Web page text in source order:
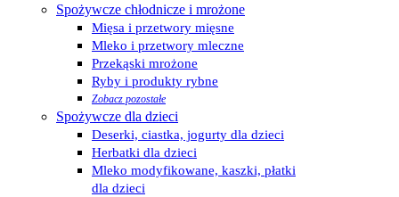
Spożywcze chłodnicze i mrożone
Mięsa i przetwory mięsne
Mleko i przetwory mleczne
Przekąski mrożone
Ryby i produkty rybne
Zobacz pozostałe
Spożywcze dla dzieci
Deserki, ciastka, jogurty dla dzieci
Herbatki dla dzieci
Mleko modyfikowane, kaszki, płatki
dla dzieci